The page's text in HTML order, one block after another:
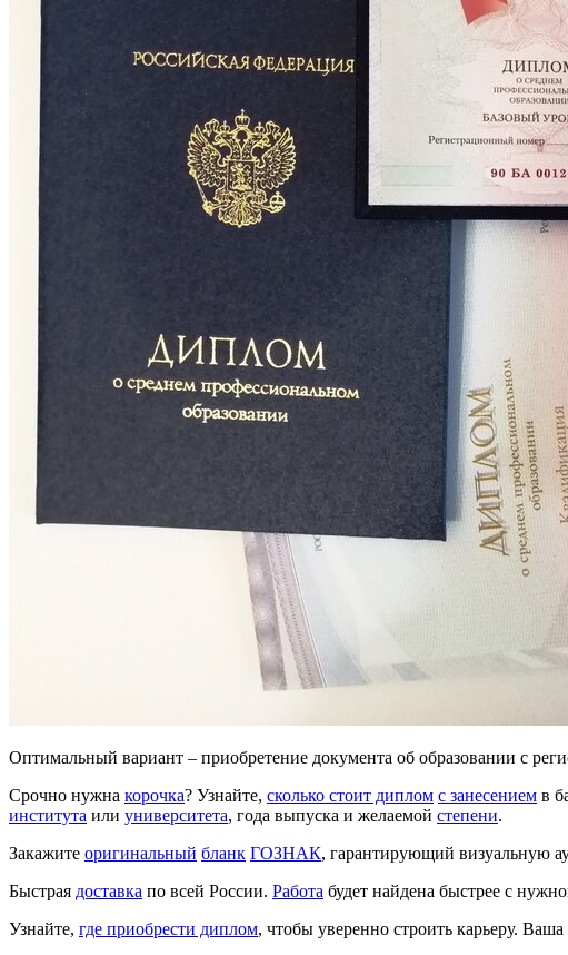
Оптимальный вариант – приобретение документа об образовании с
Срочно нужна корочка? Узнайте, сколько стоит диплом с занесением в
института или университета, года выпуска и желаемой степени.
Закажите оригинальный бланк ГОЗНАК, гарантирующий визуальную
Быстрая доставка по всей России. Работа будет найдена быстрее с
Узнайте, где приобрести диплом, чтобы уверенно строить карьеру.